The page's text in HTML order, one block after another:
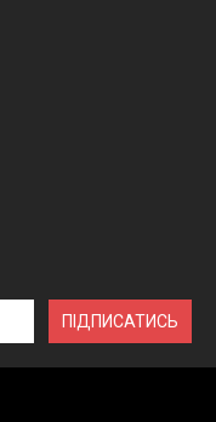
ПІДПИСАТИСЬ